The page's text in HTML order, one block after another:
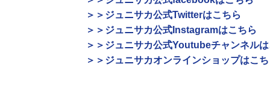
＞＞ジュニサカ公式Twitterはこちら
＞＞ジュニサカ公式Instagramはこちら
＞＞ジュニサカ公式Youtubeチャンネルは
＞＞ジュニサカオンラインショップはこち